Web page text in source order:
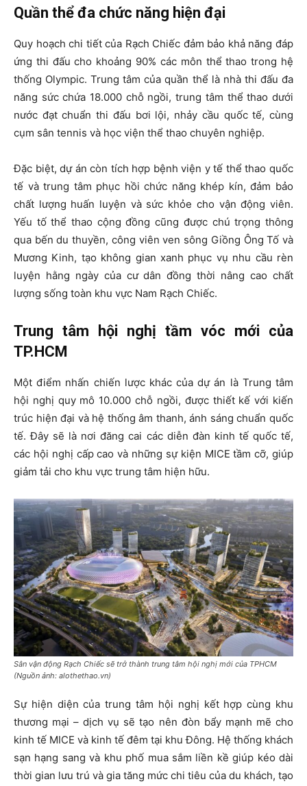
Quần thể đa chức năng hiện đại
Quy hoạch chi tiết của Rạch Chiếc đảm bảo khả năng đáp
ứng thi đấu cho khoảng 90% các môn thể thao trong hệ
thống Olympic. Trung tâm của quần thể là nhà thi đấu đa
năng sức chứa 18.000 chỗ ngồi, trung tâm thể thao dưới
nước đạt chuẩn thi đấu bơi lội, nhảy cầu quốc tế, cùng
cụm sân tennis và học viện thể thao chuyên nghiệp.
Đặc biệt, dự án còn tích hợp bệnh viện y tế thể thao quốc
tế và trung tâm phục hồi chức năng khép kín, đảm bảo
chất lượng huấn luyện và sức khỏe cho vận động viên.
Yếu tố thể thao cộng đồng cũng được chú trọng thông
qua bến du thuyền, công viên ven sông Giồng Ông Tố và
Mương Kinh, tạo không gian xanh phục vụ nhu cầu rèn
luyện hằng ngày của cư dân đồng thời nâng cao chất
lượng sống toàn khu vực Nam Rạch Chiếc.
Trung tâm hội nghị tầm vóc mới của
TP.HCM
Một điểm nhấn chiến lược khác của dự án là Trung tâm
hội nghị quy mô 10.000 chỗ ngồi, được thiết kế với kiến
trúc hiện đại và hệ thống âm thanh, ánh sáng chuẩn quốc
tế. Đây sẽ là nơi đăng cai các diễn đàn kinh tế quốc tế,
các hội nghị cấp cao và những sự kiện MICE tầm cỡ, giúp
giảm tải cho khu vực trung tâm hiện hữu.
Sân vận động Rạch Chiếc sẽ trở thành trung tâm hội nghị mới của TPHCM
(Nguồn ảnh: alothethao.vn)
Sự hiện diện của trung tâm hội nghị kết hợp cùng khu
thương mại – dịch vụ sẽ tạo nên đòn bẩy mạnh mẽ cho
kinh tế MICE và kinh tế đêm tại khu Đông. Hệ thống khách
sạn hạng sang và khu phố mua sắm liền kề giúp kéo dài
thời gian lưu trú và gia tăng mức chi tiêu của du khách, tạo